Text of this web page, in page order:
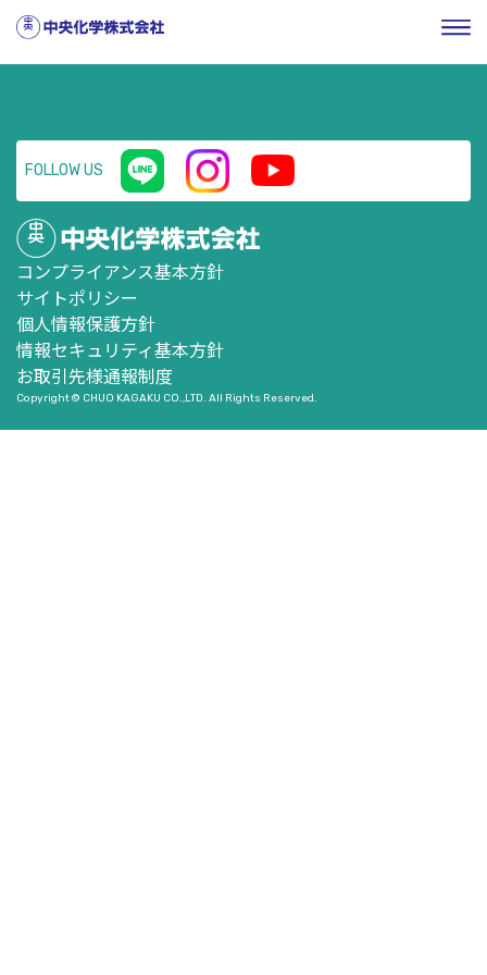
HOME／企業情報
ニュースリリー
ス／ 支配株主等に関する事項について
FOLLOW US
コンプライアンス基本方針
サイトポリシー
個人情報保護方針
情報セキュリティ基本方針
お取引先様通報制度
Copyright © CHUO KAGAKU CO.,LTD. All Rights Reserved.